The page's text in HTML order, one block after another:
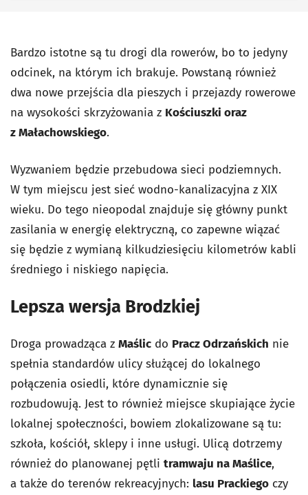
Bardzo istotne są tu drogi dla rowerów, bo to jedyny
odcinek, na którym ich brakuje. Powstaną również
dwa nowe przejścia dla pieszych i przejazdy rowerowe
na wysokości skrzyżowania z Kościuszki oraz
z Małachowskiego.
Wyzwaniem będzie przebudowa sieci podziemnych.
W tym miejscu jest sieć wodno-kanalizacyjna z XIX
wieku. Do tego nieopodal znajduje się główny punkt
zasilania w energię elektryczną, co zapewne wiązać
się będzie z wymianą kilkudziesięciu kilometrów kabli
średniego i niskiego napięcia.
Lepsza wersja Brodzkiej
Droga prowadząca z Maślic do Pracz Odrzańskich nie
spełnia standardów ulicy służącej do lokalnego
połączenia osiedli, które dynamicznie się
rozbudowują. Jest to również miejsce skupiające życie
lokalnej społeczności, bowiem zlokalizowane są tu:
szkoła, kościół, sklepy i inne usługi. Ulicą dotrzemy
również do planowanej pętli tramwaju na Maślice,
a także do terenów rekreacyjnych: lasu Prackiego czy